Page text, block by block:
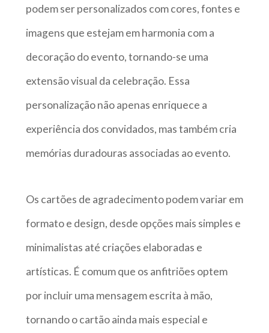
podem ser personalizados com cores, fontes e
imagens que estejam em harmonia com a
decoração do evento, tornando-se uma
extensão visual da celebração. Essa
personalização não apenas enriquece a
experiência dos convidados, mas também cria
memórias duradouras associadas ao evento.
Os cartões de agradecimento podem variar em
formato e design, desde opções mais simples e
minimalistas até criações elaboradas e
artísticas. É comum que os anfitriões optem
por incluir uma mensagem escrita à mão,
tornando o cartão ainda mais especial e